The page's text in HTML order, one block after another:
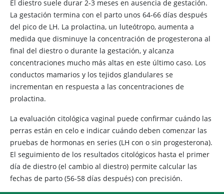
El diestro suele durar 2-3 meses en ausencia de gestación.
La gestación termina con el parto unos 64-66 días después
del pico de LH. La prolactina, un luteótropo, aumenta a
medida que disminuye la concentración de progesterona al
final del diestro o durante la gestación, y alcanza
concentraciones mucho más altas en este último caso. Los
conductos mamarios y los tejidos glandulares se
incrementan en respuesta a las concentraciones de
prolactina.
La evaluación citológica vaginal puede confirmar cuándo las
perras están en celo e indicar cuándo deben comenzar las
pruebas de hormonas en series (LH con o sin progesterona).
El seguimiento de los resultados citológicos hasta el primer
día de diestro (el cambio al diestro) permite calcular las
fechas de parto (56-58 días después) con precisión.